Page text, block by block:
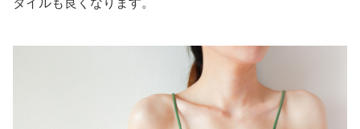
タイルも良くなります。